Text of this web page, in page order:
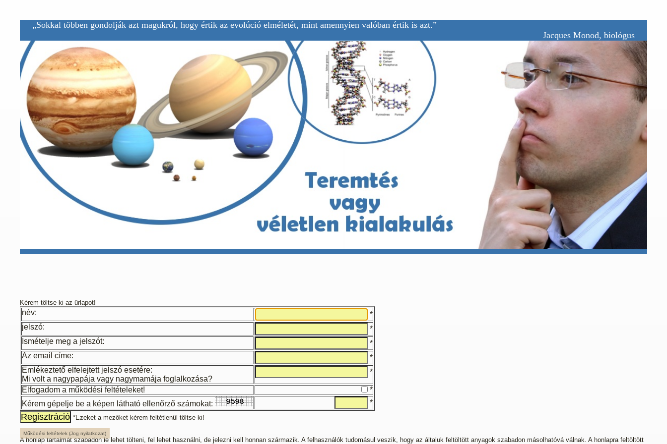
„Sokkal többen gondolják azt magukról, hogy értik az evolúció elméletét, mint amennyien valóban értik is azt.”
Jacques Monod, biológus
Kérem töltse ki az űrlapot!
név:
*
jelszó:
*
Ismételje meg a jelszót:
*
Az email címe:
*
Emlékeztető elfelejtett jelszó esetére:
Mi volt a nagypapája vagy nagymamája foglalkozása?
*
Elfogadom a működési feltételeket!
*
Kérem gépelje be a képen látható ellenőrző számokat:
*
*Ezeket a mezőket kérem feltétlenül töltse ki!
Működési feltételek (Jog nyilatkozat)
A honlap tartalmát szabadon le lehet tölteni, fel lehet használni, de jelezni kell honnan származik. A felhasználók tudomásul veszik, hogy az általuk feltöltött anyagok szabadon másolhatóvá válnak. A honlapra feltöltött